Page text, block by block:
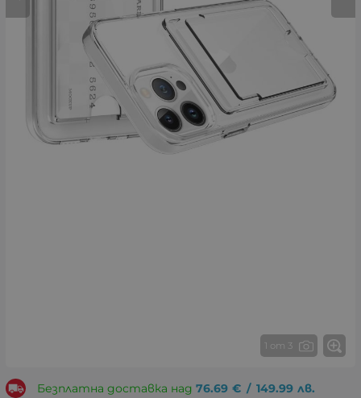
1 от 3
Безплатна доставка над 76.69 € / 149.99 лв.